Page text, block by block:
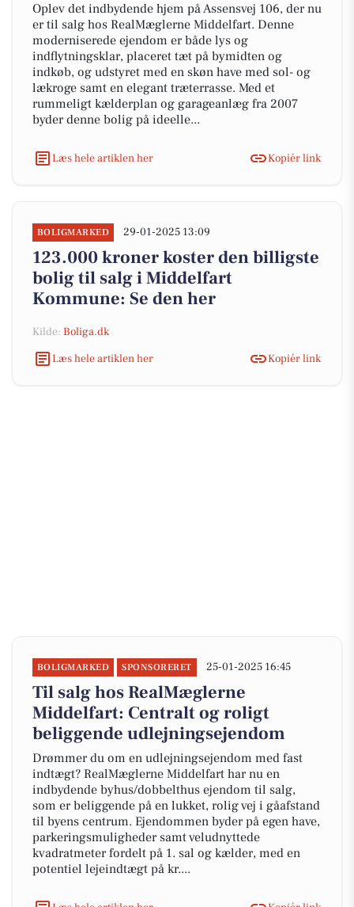
Oplev det indbydende hjem på Assensvej 106, der nu
er til salg hos RealMæglerne Middelfart. Denne
moderniserede ejendom er både lys og
indflytningsklar, placeret tæt på bymidten og
indkøb, og udstyret med en skøn have med sol- og
lækroge samt en elegant træterrasse. Med et
rummeligt kælderplan og garageanlæg fra 2007
byder denne bolig på ideelle...
Læs hele artiklen her Kopiér link
BOLIGMARKED 29-01-2025 13:09
123.000 kroner koster den billigste
bolig til salg i Middelfart
Kommune: Se den her
Kilde: Boliga.dk
Læs hele artiklen her
Kopiér link
BOLIGMARKED SPONSORERET 25-01-2025 16:45
Til salg hos RealMæglerne
Middelfart: Centralt og roligt
beliggende udlejningsejendom
Drømmer du om en udlejningsejendom med fast
indtægt? RealMæglerne Middelfart har nu en
indbydende byhus/dobbelthus ejendom til salg,
som er beliggende på en lukket, rolig vej i gåafstand
til byens centrum. Ejendommen byder på egen have,
parkeringsmuligheder samt veludnyttede
kvadratmeter fordelt på 1. sal og kælder, med en
potentiel lejeindtægt på kr....